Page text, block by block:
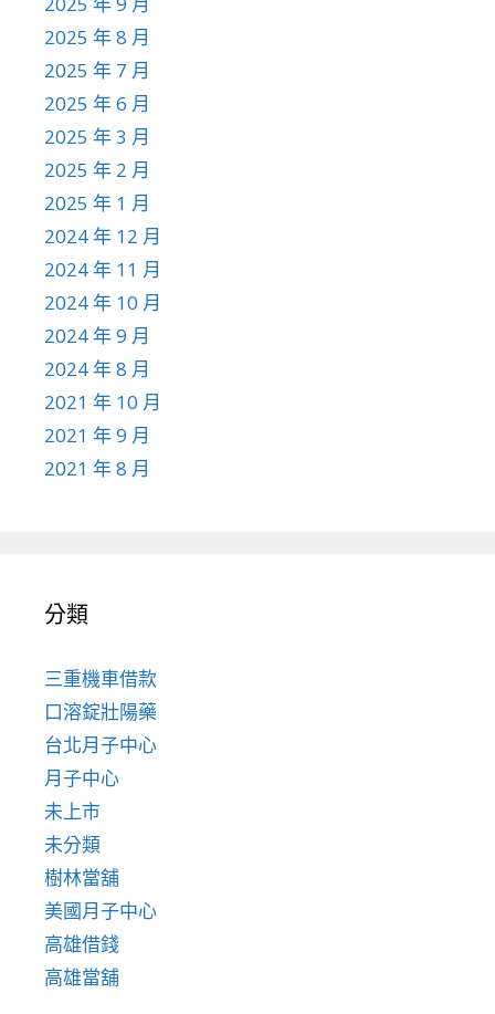
2025 年 8 月
2025 年 7 月
2025 年 6 月
2025 年 3 月
2025 年 2 月
2025 年 1 月
2024 年 12 月
2024 年 11 月
2024 年 10 月
2024 年 9 月
2024 年 8 月
2021 年 10 月
2021 年 9 月
2021 年 8 月
分類
三重機車借款
口溶錠壯陽藥
台北月子中心
月子中心
未上市
未分類
樹林當舖
美國月子中心
高雄借錢
高雄當舖